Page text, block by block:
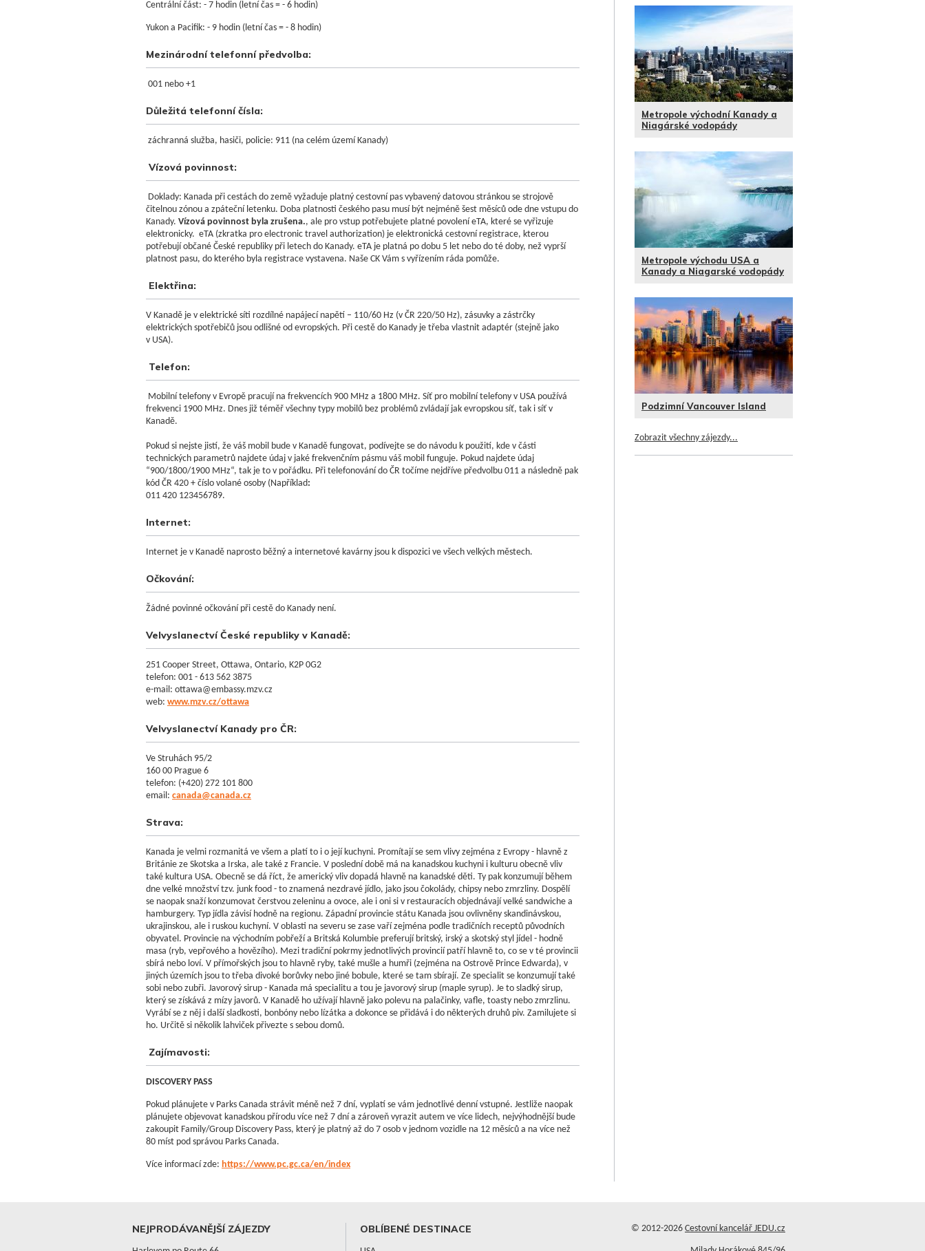
Centrální část: - 7 hodin (letní čas = - 6 hodin)
Yukon a Pacifik: - 9 hodin (letní čas = - 8 hodin)
Mezinárodní telefonní předvolba:
001 nebo +1
Důležitá telefonní čísla:
záchranná služba, hasiči, policie: 911 (na celém území Kanady)
Vízová povinnost:
Doklady: Kanada při cestách do země vyžaduje platný cestovní pas vybavený datovou stránkou se strojově
čitelnou zónou a zpáteční letenku. Doba platnosti českého pasu musí být nejméně šest měsíců ode dne vstupu do
Kanady. Vízová povinnost byla zrušena., ale pro vstup potřebujete platné povolení eTA, které se vyřizuje
elektronicky. eTA (zkratka pro electronic travel authorization) je elektronická cestovní registrace, kterou
potřebují občané České republiky při letech do Kanady. eTA je platná po dobu 5 let nebo do té doby, než vyprší
platnost pasu, do kterého byla registrace vystavena. Naše CK Vám s vyřízením ráda pomůže.
Elektřina:
V Kanadě je v elektrické síti rozdílné napájecí napětí – 110/60 Hz (v ČR 220/50 Hz), zásuvky a zástrčky
elektrických spotřebičů jsou odlišné od evropských. Při cestě do Kanady je třeba vlastnit adaptér (stejně jako
v USA).
Telefon:
Mobilní telefony v Evropě pracují na frekvencích 900 MHz a 1800 MHz. Síť pro mobilní telefony v USA používá
frekvenci 1900 MHz. Dnes již téměř všechny typy mobilů bez problémů zvládají jak evropskou síť, tak i síť v
Kanadě.
Pokud si nejste jistí, že váš mobil bude v Kanadě fungovat, podívejte se do návodu k použití, kde v části
technických parametrů najdete údaj v jaké frekvenčním pásmu váš mobil funguje. Pokud najdete údaj
“900/1800/1900 MHz“, tak je to v pořádku. Při telefonování do ČR točíme nejdříve předvolbu 011 a následně pak
kód ČR 420 + číslo volané osoby (Například:
011 420 123456789.
Internet:
Internet je v Kanadě naprosto běžný a internetové kavárny jsou k dispozici ve všech velkých městech.
Očkování:
Žádné povinné očkování při cestě do Kanady není.
Velvyslanectví České republiky v Kanadě:
251 Cooper Street, Ottawa, Ontario, K2P 0G2
telefon: 001 - 613 562 3875
e-mail: ottawa@embassy.mzv.cz
web: www.mzv.cz/ottawa
Velvyslanectví Kanady pro ČR:
Ve Struhách 95/2
160 00 Prague 6
telefon: (+420) 272 101 800
email: canada@canada.cz
Strava:
Kanada je velmi rozmanitá ve všem a platí to i o její kuchyni. Promítají se sem vlivy zejména z Evropy - hlavně z
Británie ze Skotska a Irska, ale také z Francie. V poslední době má na kanadskou kuchyni i kulturu obecně vliv
také kultura USA. Obecně se dá říct, že americký vliv dopadá hlavně na kanadské děti. Ty pak konzumují během
dne velké množství tzv. junk food - to znamená nezdravé jídlo, jako jsou čokolády, chipsy nebo zmrzliny. Dospělí
se naopak snaží konzumovat čerstvou zeleninu a ovoce, ale i oni si v restauracích objednávají velké sandwiche a
hamburgery. Typ jídla závisí hodně na regionu. Západní provincie státu Kanada jsou ovlivněny skandinávskou,
ukrajinskou, ale i ruskou kuchyní. V oblasti na severu se zase vaří zejména podle tradičních receptů původních
obyvatel. Provincie na východním pobřeží a Britská Kolumbie preferují britský, irský a skotský styl jídel - hodně
masa (ryb, vepřového a hovězího). Mezi tradiční pokrmy jednotlivých provincií patří hlavně to, co se v té provincii
sbírá nebo loví. V přímořských jsou to hlavně ryby, také mušle a humři (zejména na Ostrově Prince Edwarda), v
jiných územích jsou to třeba divoké borůvky nebo jiné bobule, které se tam sbírají. Ze specialit se konzumují také
sobi nebo zubři. Javorový sirup - Kanada má specialitu a tou je javorový sirup (maple syrup). Je to sladký sirup,
který se získává z mízy javorů. V Kanadě ho užívají hlavně jako polevu na palačinky, vafle, toasty nebo zmrzlinu.
Vyrábí se z něj i další sladkosti, bonbóny nebo lízátka a dokonce se přidává i do některých druhů piv. Zamilujete si
ho. Určitě si několik lahviček přivezte s sebou domů.
Zajímavosti:
DISCOVERY PASS
Pokud plánujete v Parks Canada strávit méně než 7 dní, vyplatí se vám jednotlivé denní vstupné. Jestliže naopak
plánujete objevovat kanadskou přírodu více než 7 dní a zároveň vyrazit autem ve více lidech, nejvýhodnější bude
zakoupit Family/Group Discovery Pass, který je platný až do 7 osob v jednom vozidle na 12 měsíců a na více než
80 míst pod správou Parks Canada.
Více informací zde: https://www.pc.gc.ca/en/index
Metropole východní Kanady a
Niagárské vodopády
Metropole východu USA a
Kanady a Niagarské vodopády
Podzimní Vancouver Island
Zobrazit všechny zájezdy...
NEJPRODÁVANĚJŠÍ ZÁJEZDY OBLÍBENÉ DESTINACE © 2012-2026 Cestovní kancelář JEDU.cz